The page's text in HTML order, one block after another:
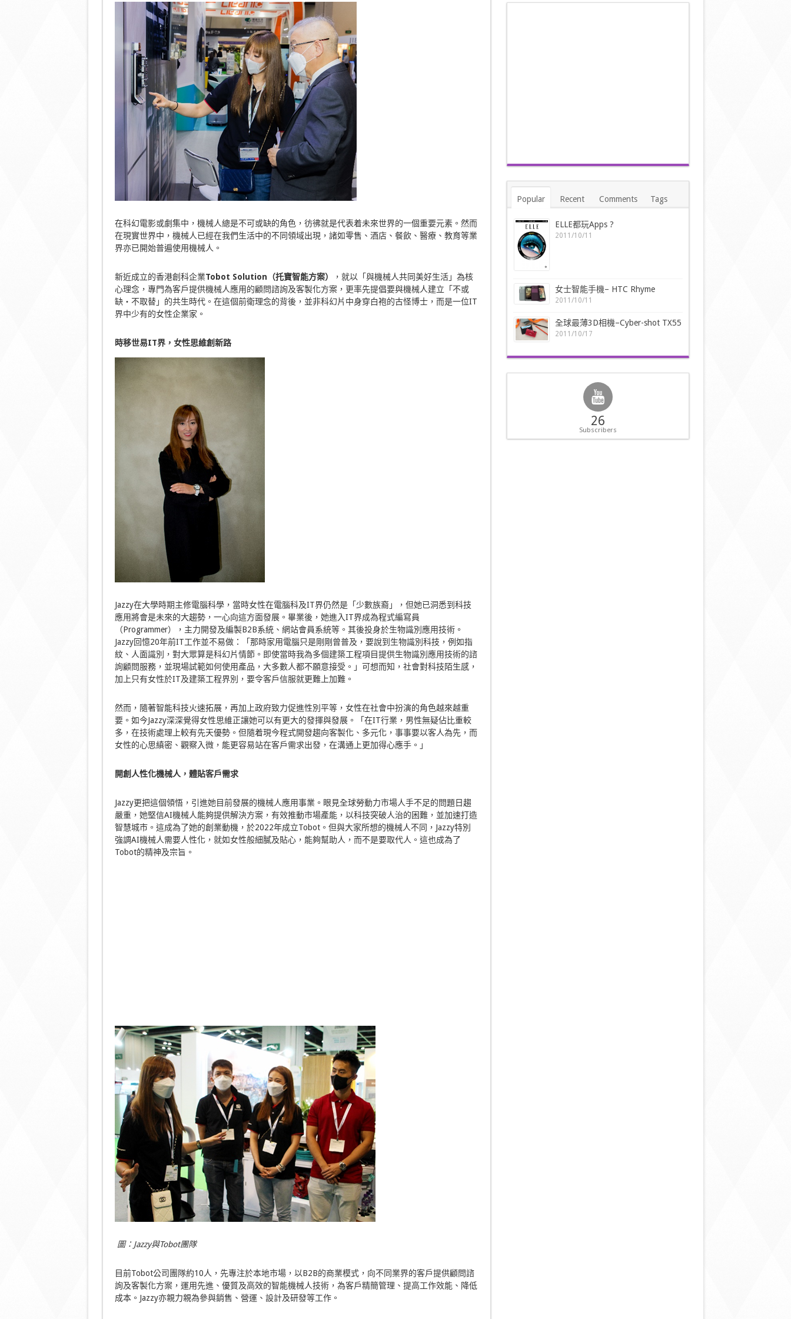
在科幻電影或劇集中，機械人總是不可或缺的角色，彷彿就是代表着未來世界的一個重要元素。然而
在現實世界中，機械人已經在我們生活中的不同領域出現，諸如零售、酒店、餐飲、醫療、教育等業
界亦已開始普遍使用機械人。
新近成立的香港創科企業Tobot Solution （托寶智能方案）
，就以「與機械人共同美好生活」為核
心理念，專門為客戶提供機械人應用的顧問諮詢及客製化方案，更率先提倡要與機械人建立「不或
缺‧不取替」的共生時代。在這個前衛理念的背後，並非科幻片中身穿白袍的古怪博士，而是一位IT
界中少有的女性企業家。
時移世易IT界，女性思維創新路
Jazzy在大學時期主修電腦科學，當時女性在電腦科及IT界仍然是「少數族裔」，但她已洞悉到科技
應用將會是未來的大趨勢，一心向這方面發展。畢業後，她進入IT界成為程式編寫員
（Programmer），主力開發及編製B2B系統、網站會員系統等。其後投身於生物識別應用技術。
Jazzy回憶20年前IT工作並不易做：「那時家用電腦只是剛剛曾普及，要說到生物識別科技，例如指
紋、人面識別，對大眾算是科幻片情節。即使當時我為多個建築工程項目提供生物識別應用技術的諮
詢顧問服務，並現場試範如何使用產品，大多數人都不願意接受。」可想而知，社會對科技陌生感，
加上只有女性於IT及建築工程界別，要令客戶信服就更難上加難。
然而，隨著智能科技火速拓展，再加上政府致力促進性別平等，女性在社會中扮演的角色越來越重
要。如今Jazzy深深覺得女性思維正讓她可以有更大的發揮與發展。「在IT行業，男性無疑佔比重較
多，在技術處理上較有先天優勢。但隨着現今程式開發趨向客製化、多元化，事事要以客人為先，而
女性的心思縝密、觀察入微，能更容易站在客戶需求出發，在溝通上更加得心應手。」
開創人性化機械人，體貼客戶需求
Jazzy更把這個領悟，引進她目前發展的機械人應用事業。眼見全球勞動力市場人手不足的問題日趨
嚴重，她堅信AI機械人能夠提供解決方案，有效推動市場產能，以科技突破人治的困難，並加速打造
智慧城市。這成為了她的創業動機，於2022年成立Tobot。但與大家所想的機械人不同，Jazzy特別
強調AI機械人需要人性化，就如女性般細膩及貼心，能夠幫助人，而不是要取代人。這也成為了
Tobot的精神及宗旨。
圖： Jazzy與Tobot團隊
目前Tobot公司團隊約10人，先專注於本地市場，以B2B的商業模式，向不同業界的客戶提供顧問諮
詢及客製化方案，運用先進、優質及高效的智能機械人技術，為客戶精簡管理、提高工作效能、降低
成本。Jazzy亦親力親為參與銷售、營運、設計及研發等工作。
Popular Recent Comments Tags
ELLE都玩Apps ?
2011/10/11
女士智能手機– HTC Rhyme
2011/10/11
全球最薄3D相機–Cyber-shot TX55
2011/10/17
26
Subscribers